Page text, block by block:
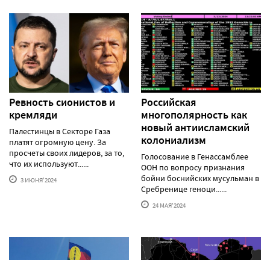
Ревность сионистов и
кремляди
Палестинцы в Секторе Газа
платят огромную цену. За
просчеты своих лидеров, за то,
что их используют......
3 ИЮНЯ'2024
Российская
многополярность как
новый антиисламский
колониализм
Голосование в Генассамблее
ООН по вопросу признания
бойни боснийских мусульман в
Сребренице геноци......
24 МАЯ'2024